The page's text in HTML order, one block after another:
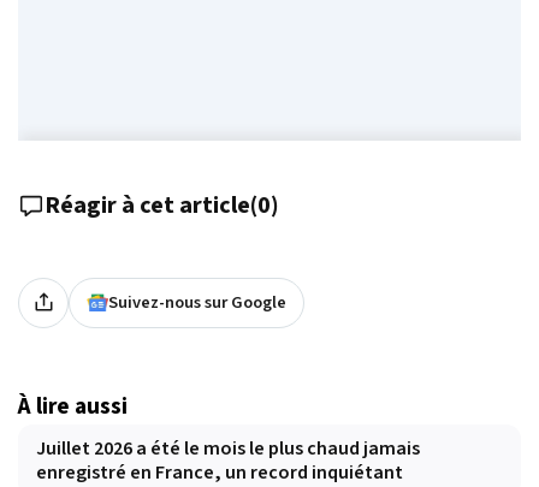
Réagir à cet article(0)
Suivez-nous sur Google
À lire aussi
Juillet 2026 a été le mois le plus chaud jamais
enregistré en France, un record inquiétant